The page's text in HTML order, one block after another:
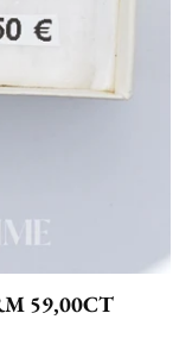
59,00CT